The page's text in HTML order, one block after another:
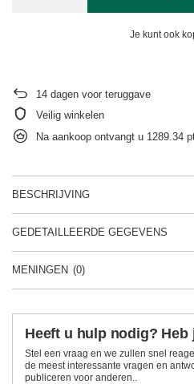
Je kunt ook
14 dagen voor teruggave
Veilig winkelen
Na aankoop ontvangt u 1289.34
BESCHRIJVING
GEDETAILLEERDE GEGEVENS
MENINGEN (0)
Heeft u hulp nodig? Heb
Stel een vraag en we zullen snel
de meest interessante vragen en
publiceren voor anderen..